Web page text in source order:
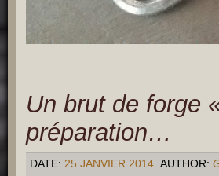
Un brut de forge
préparation…
DATE: 25 JANVIER 2014 AUTHOR: